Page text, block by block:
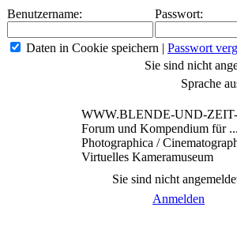
Benutzername: Passwort:
Daten in Cookie speichern | Passwort
Sie sind nicht
Sprache
WWW.BLENDE-UND-
Forum und Kompendium für ...
Photographica /
Virtuelles Kameramuseum
Sie sind nicht
Anmelden